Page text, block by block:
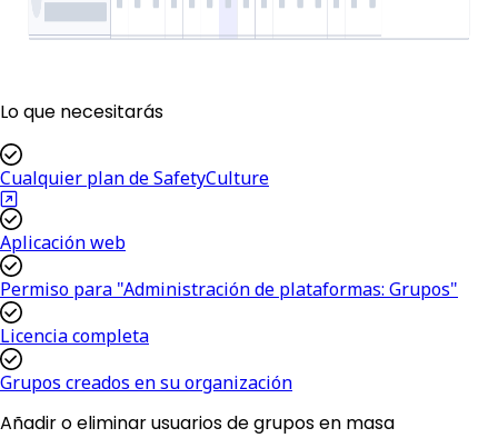
Lo que necesitarás
Cualquier plan de SafetyCulture
Aplicación web
Permiso para "Administración de plataformas: Grupos"
Licencia completa
Grupos creados en su organización
Añadir o eliminar usuarios de grupos en masa